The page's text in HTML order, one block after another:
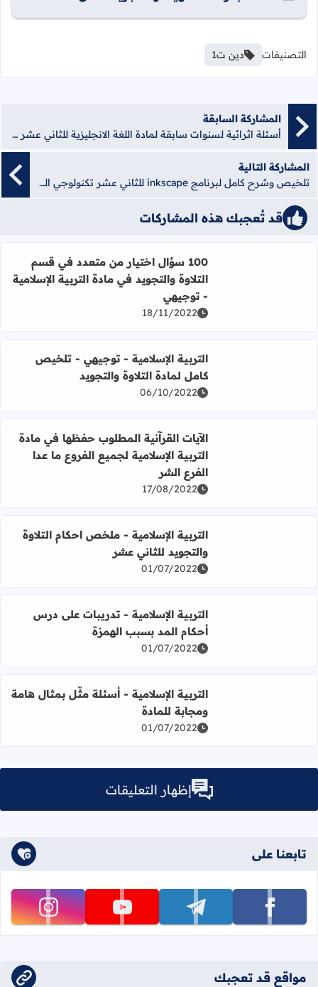
التصنيفات دين ت1
المشاركة السابقة
أسئلة اثرائية لسنوات سابقة لمادة اللغة الانجليزية للثاني عشر - منصة الشامل الإلكترونية
المشاركة التالية
تلخيص وشرح كامل لبرنامج inkscape للثاني عشر تكنولوجي الفصل الثاني
قد تُعجبك هذه المشاركات
اقرأ المزيد عن 100 سؤال اختيار من متعدد في قسم التلاوة والتجويد في مادة التربية الإسلامية - توجيهي
100 سؤال اختيار من متعدد في قسم
التلاوة والتجويد في مادة التربية الإسلامية
- توجيهي
18/11/2022
اقرأ المزيد عن التربية الإسلامية - توجيهي - تلخيص كامل
التربية الإسلامية - توجيهي - تلخيص
كامل لمادة التلاوة والتجويد
06/10/2022
اقرأ المزيد عن الآيات القرآنية المطلوب حفظها في مادة
الآيات القرآنية المطلوب حفظها في مادة
التربية الإسلامية لجميع الفروع ما عدا
الفرع الشر
17/08/2022
اقرأ المزيد عن التربية الإسلامية - ملخص احكام التلاوة
التربية الإسلامية - ملخص احكام التلاوة
والتجويد للثاني عشر
01/07/2022
اقرأ المزيد عن التربية الإسلامية - تدريبات على درس أحكام
التربية الإسلامية - تدريبات على درس
أحكام المد بسبب الهمزة
اقرأ المزيد عن التربية الإسلامية - أسئلة مثّل بمثال هامة
التربية الإسلامية - أسئلة مثّل بمثال هامة
ومجابة للمادة
إظهار التعليقات